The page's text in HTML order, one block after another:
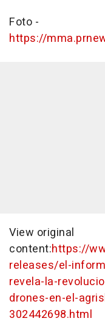
Foto -
https://
View original
content:https://
releases/el-
revela-la-
drones-en-el-
302442698.html